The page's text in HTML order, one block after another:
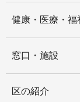
健康・医療・福
窓口・施設
区の紹介